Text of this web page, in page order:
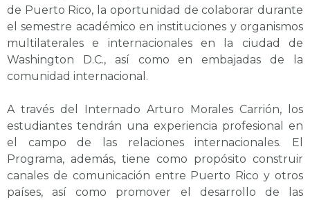
de Puerto Rico, la oportunidad de colaborar durante
el semestre académico en instituciones y organismos
multilaterales e internacionales en la ciudad de
Washington D.C., así como en embajadas de la
comunidad internacional.
A través del Internado Arturo Morales Carrión, los
estudiantes tendrán una experiencia profesional en
el campo de las relaciones internacionales. El
Programa, además, tiene como propósito construir
canales de comunicación entre Puerto Rico y otros
países, así como promover el desarrollo de las